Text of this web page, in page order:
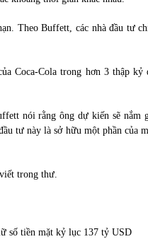
Theo Buffett, các nhà đầu tư
Coca-Cola trong hơn 3 thập
nói rằng ông dự kiến sẽ nắm
tư này là sở hữu một phần của
trong thư.
số tiền mặt kỷ lục 137 tỷ USD